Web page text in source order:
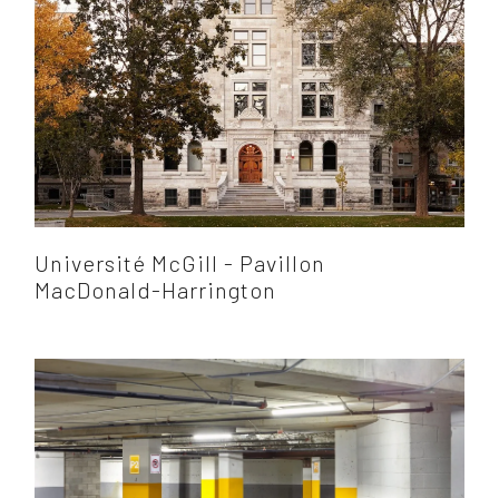
Université McGill - Pavillon
MacDonald-Harrington